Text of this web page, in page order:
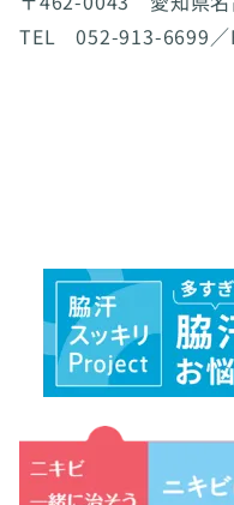
TEL 052-913-6699